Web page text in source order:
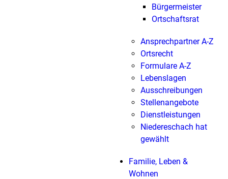
Bürgermeister
Ortschaftsrat
Ansprechpartner A-Z
Ortsrecht
Formulare A-Z
Lebenslagen
Ausschreibungen
Stellenangebote
Dienstleistungen
Niedereschach hat
gewählt
Familie, Leben &
Wohnen